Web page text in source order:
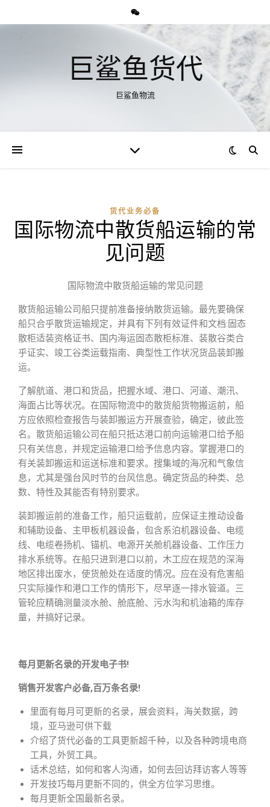
巨鲨鱼货代
巨鲨鱼物流
货代业务必备
国际物流中散货船运输的常
见问题
国际物流中散货船运输的常见问题
散货船运输公司船只提前准备接纳散货运输。最先要确保
船只合乎散货运输规定，并具有下列有效证件和文档:固态
散柜适装资格证书、国内海运固态散柜标准、装散谷类合
乎证实、竣工谷类运载指南、典型性工作状况货品装卸搬
运。
了解航道、港口和货品，把握水域、港口、河道、潮汛、
海面占比等状况。在国际物流中的散货船货物搬运前，船
方应依照检查报告与装卸搬运方开展查验，确定，彼此签
名。散货船运输公司在船只抵达港口前向运输港口给予船
只有关信息，并规定运输港口给予信息内容。掌握港口的
有关装卸搬运和运送标准和要求。搜集域的海况和气象信
息，尤其是强台风时节的台风信息。确定货品的种类、总
数、特性及其能否有特别要求。
装卸搬运前的准备工作，船只运载前，应保证主推动设备
和辅助设备、主甲板机器设备，包含系泊机器设备、电缆
线、电缆卷扬机、锚机、电源开关舱机器设备、工作压力
排水系统等。在船只进到港口以前，木工应在规范的深海
地区排出废水，使货舱处在适度的情况。应在没有危害船
只实际操作和港口工作的情形下，尽早逐一排水管道。三
管轮应精确测量淡水舱、舱底舱、污水沟和机油箱的库存
量，并搞好记录。
每月更新名录的开发电子书!
销售开发客户必备,百万条名录!
里面有每月可更新的名录，展会资料，海关数据，跨
境，亚马逊可供下载
介绍了货代必备的工具更新超千种，以及各种跨境电商
工具，外贸工具。
话术总结，如何和客人沟通，如何去回访拜访客人等等
开发技巧每月更新不同的，供全方位学习思维。
每月更新全国最新名录。